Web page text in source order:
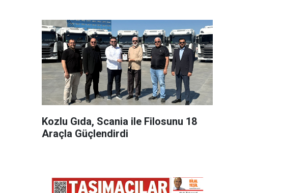
Kozlu Gıda, Scania ile Filosunu 18
Araçla Güçlendirdi